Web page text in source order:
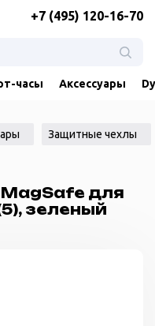
+7 (495) 120-16-70
часы Аксессуары
Защитные чехлы
для
зеленый